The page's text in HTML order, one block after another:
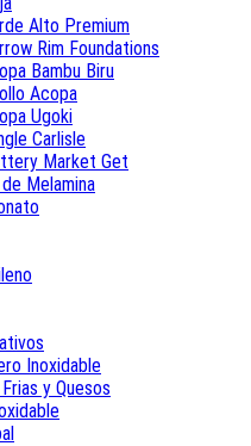
Alto Premium
Rim Foundations
Bambu Biru
Acopa
Ugoki
Carlisle
Market Get
Melamina
Inoxidable
y Quesos